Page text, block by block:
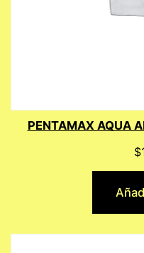
PENTAMAX AQUA
$